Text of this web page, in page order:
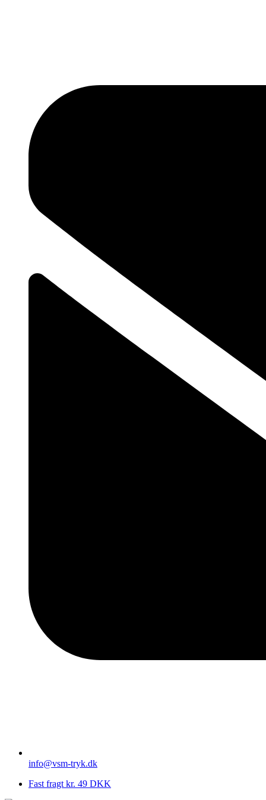
info@vsm-tryk.dk
Fast fragt kr. 49 DKK